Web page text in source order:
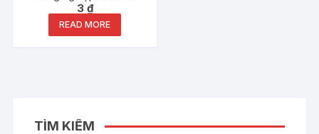
HC530E
3 ₫
READ MORE
TÌM KIẾM